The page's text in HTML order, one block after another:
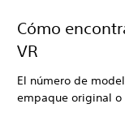
Cómo
VR
El número de
empaque original